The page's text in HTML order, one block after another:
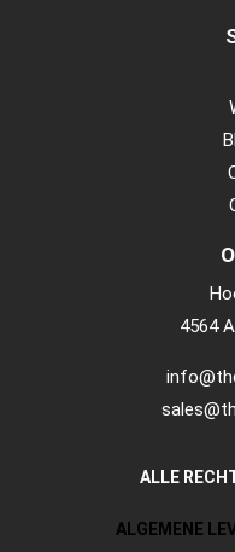
4564
ALLE
ALGEMENE